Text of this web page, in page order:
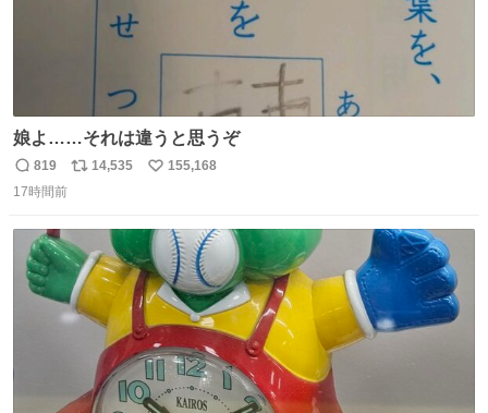
娘よ……それは違うと思うぞ
返
信
819
リ
ト
数
14,535
い
数
155,168
17時間前